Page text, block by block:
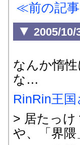
前の記事
▼ 2005/10/
なんか惰
な…
RinRin王国
> 居たっ
や、「界